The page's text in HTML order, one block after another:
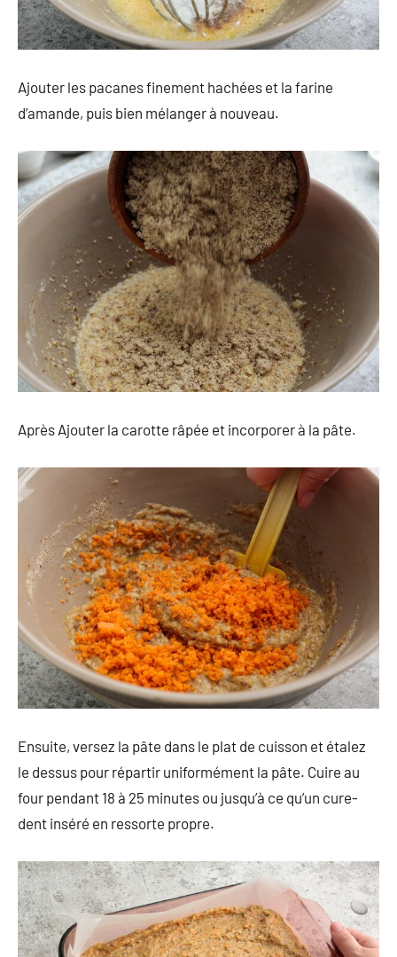
Ajouter les pacanes finement hachées et la farine
d’amande, puis bien mélanger à nouveau.
Après Ajouter la carotte râpée et incorporer à la pâte.
Ensuite, versez la pâte dans le plat de cuisson et étalez
le dessus pour répartir uniformément la pâte. Cuire au
four pendant 18 à 25 minutes ou jusqu’à ce qu’un cure-
dent inséré en ressorte propre.